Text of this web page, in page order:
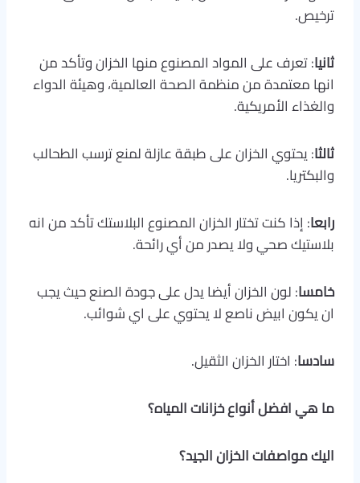
ترخيص.
ثانيا: تعرف على المواد المصنوع منها الخزان وتأكد من
انها معتمدة من منظمة الصحة العالمية، وهيئة الدواء
والغذاء الأمريكية.
ثالثا: يحتوي الخزان على طبقة عازلة لمنع ترسب الطحالب
والبكتريا.
رابعا: إذا كنت تختار الخزان المصنوع البلاستك تأكد من انه
بلاستيك صحي ولا يصدر من أي رائحة.
خامسا: لون الخزان أيضا يدل على جودة الصنع حيث يجب
ان يكون ابيض ناصع لا يحتوي على اي شوائب.
سادسا: اختار الخزان الثقيل.
ما هي افضل أنواع خزانات المياه؟
اليك مواصفات الخزان الجيد؟